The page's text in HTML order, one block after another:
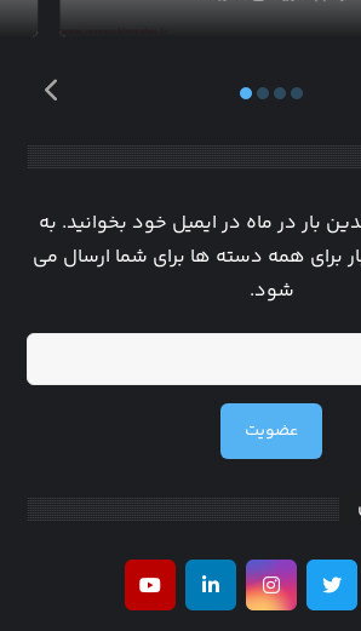
بار در ماه در ایمیل خود بخوانید. به
برای همه دسته ها برای شما ارسال می
شود.
عضویت